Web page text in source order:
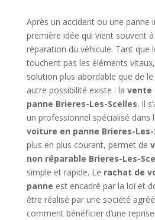
Après un accident ou une panne
première idée qui vient souvent à
réparation du véhicule. Tant que
touchent pas les éléments
solution plus abordable que de
autre possibilité existe : la vente
panne Brieres-Les-Scelles. Il
un professionnel spécialisé dans
voiture en panne Brieres-Les-
plus en plus courant, permet de
non réparable Brieres-Les-
simple et rapide. Le rachat de
panne est encadré par la loi et
être réalisé par une société
comment bénéficier d’une